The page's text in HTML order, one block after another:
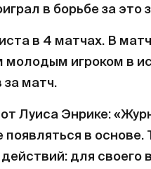
в борьбе за это
в 4 матчах. В
молодым игроком в
за матч.
Луиса Энрике:
в основе.
для своего